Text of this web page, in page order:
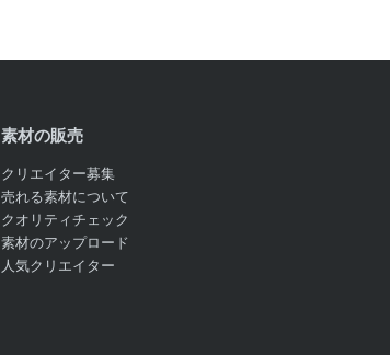
素材の販売
クリエイター募集
売れる素材について
クオリティチェック
素材のアップロード
人気クリエイター